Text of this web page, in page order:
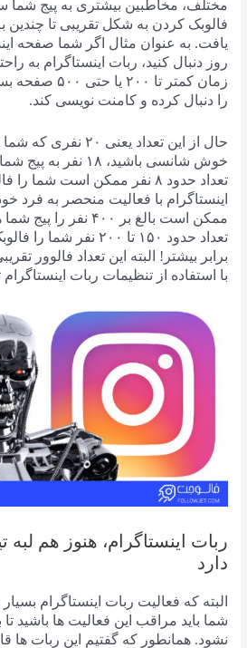
مختلف، مخاطبین بیشتری به پیج شما
فالوبک کردن به شکل تقریبی تا چندین
روز دنبال کنید، ربات اینستاگرام به
زمان کمتر تا
را دنبال کرده و کامنت نویسی کند.
حال از این تعداد
خوش شانسی باشید، ۱۸
تعداد حدود ۸ نفر ممکن است شما
ممکن است بالغ بر ۴۰۰
برابر بیشتر! البته این تعداد فالوور
با استفاده از تنظیمات ربات اینستاگرام
ربات اینستاگرام، هنوز هم لبه
دارد
البته که فعالیت ربات اینستاگرام
شما باید مراقب این فعالیت ها باشید
نشود. همانطور که گفتیم این ربات ها